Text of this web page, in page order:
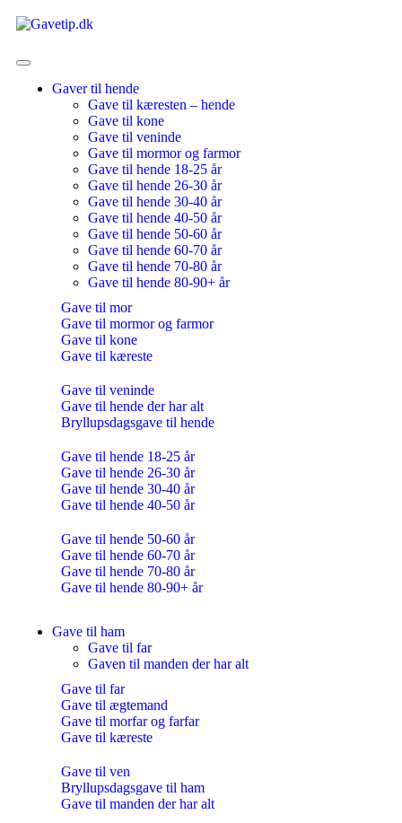
Gaver til hende
Gave til kæresten – hende
Gave til kone
Gave til veninde
Gave til mormor og farmor
Gave til hende 18-25 år
Gave til hende 26-30 år
Gave til hende 30-40 år
Gave til hende 40-50 år
Gave til hende 50-60 år
Gave til hende 60-70 år
Gave til hende 70-80 år
Gave til hende 80-90+ år
Gave til mor
Gave til mormor og farmor
Gave til kone
Gave til kæreste
Gave til veninde
Gave til hende der har alt
Bryllupsdagsgave til hende
Gave til hende 18-25 år
Gave til hende 26-30 år
Gave til hende 30-40 år
Gave til hende 40-50 år
Gave til hende 50-60 år
Gave til hende 60-70 år
Gave til hende 70-80 år
Gave til hende 80-90+ år
Gave til ham
Gave til far
Gaven til manden der har alt
Gave til far
Gave til ægtemand
Gave til morfar og farfar
Gave til kæreste
Gave til ven
Bryllupsdagsgave til ham
Gave til manden der har alt